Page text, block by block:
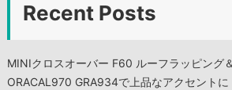
Recent Posts
MINIクロスオーバー F60 ルーフラッピング
ORACAL970 GRA934で上品なアクセントに